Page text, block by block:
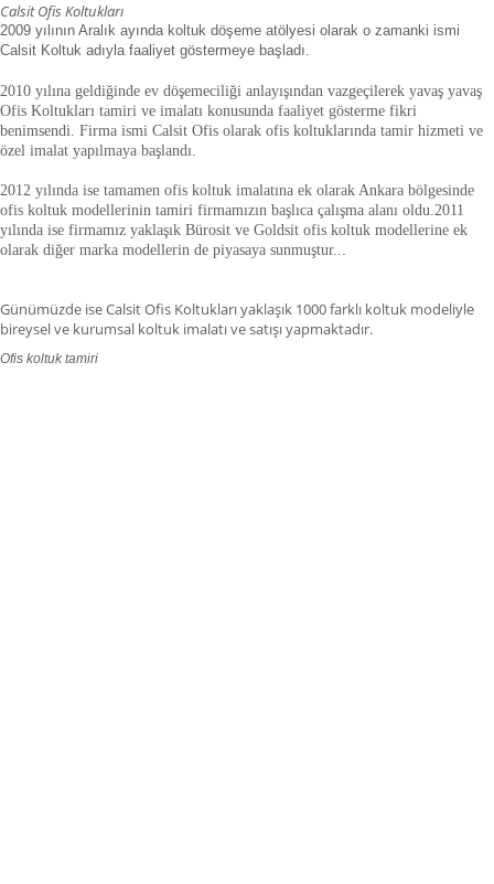
Calsit Ofis Koltukları
2009 yılının Aralık ayında koltuk döşeme atölyesi olarak o zamanki ismi
Calsit Koltuk adıyla faaliyet göstermeye başladı.
2010 yılına geldiğinde ev döşemeciliği anlayışından vazgeçilerek yavaş yavaş
Ofis Koltukları tamiri ve imalatı konusunda faaliyet gösterme fikri
benimsendi. Firma ismi Calsit Ofis olarak ofis koltuklarında tamir hizmeti ve
özel imalat yapılmaya başlandı.
2012 yılında ise tamamen ofis koltuk imalatına ek olarak Ankara bölgesinde
ofis koltuk modellerinin tamiri firmamızın başlıca çalışma alanı oldu.2011
yılında ise firmamız yaklaşık Bürosit ve Goldsit ofis koltuk modellerine ek
olarak diğer marka modellerin de piyasaya sunmuştur...
Günümüzde ise Calsit Ofis Koltukları yaklaşık 1000 farklı koltuk modeliyle
bireysel ve kurumsal koltuk imalatı ve satışı yapmaktadır.
Ofis koltuk tamiri